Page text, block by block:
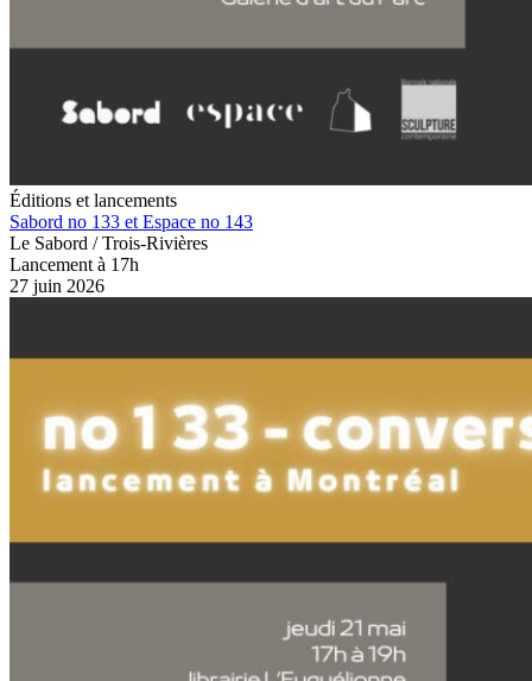
Éditions et lancements
Sabord no 133 et Espace no 143
Le Sabord / Trois-Rivières
Lancement à 17h
27 juin 2026